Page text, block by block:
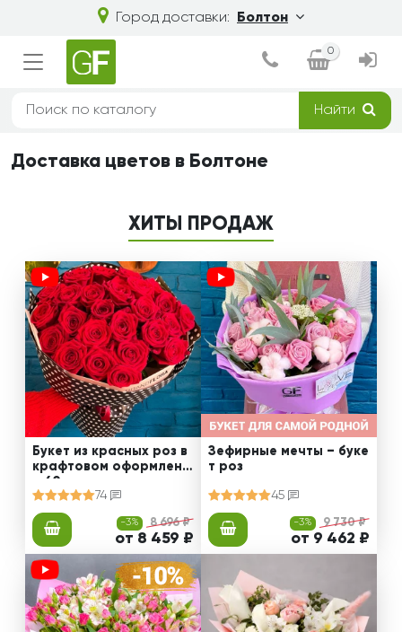
Город доставки: Болтон
0
Найти
Доставка цветов в Болтоне
ХИТЫ ПРОДАЖ
Букет из красных роз в
крафтовом оформлени
и 60 см
74
-3% 8 696 ₽
от 8 459 ₽
Зефирные мечты – буке
т роз
45
-3% 9 730 ₽
от 9 462 ₽